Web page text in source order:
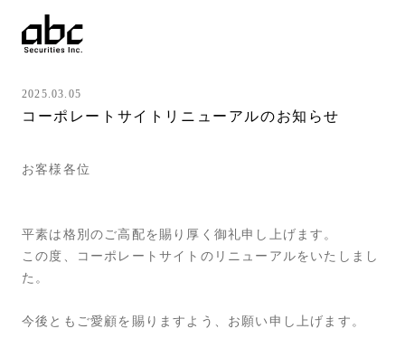
2025.03.05
コーポレートサイトリニューアルのお知らせ
お客様各位
平素は格別のご高配を賜り厚く御礼申し上げます。
この度、コーポレートサイトのリニューアルをいたしまし
た。
今後ともご愛顧を賜りますよう、お願い申し上げます。